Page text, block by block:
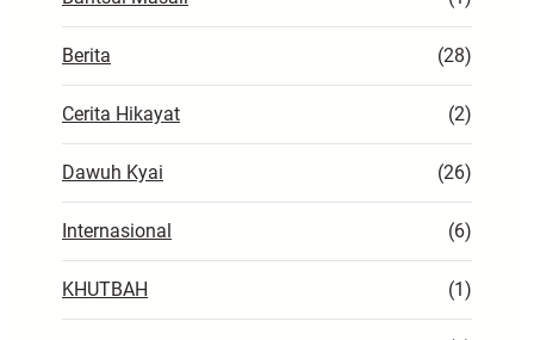
Berita (28)
Cerita Hikayat (2)
Dawuh Kyai (26)
Internasional (6)
KHUTBAH (1)